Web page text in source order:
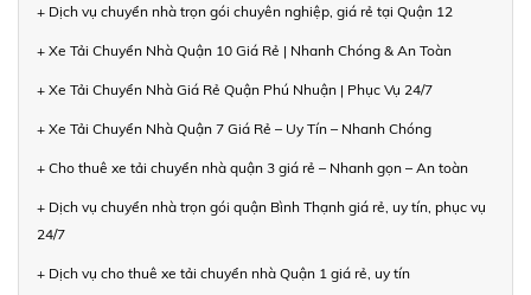
+ Dịch vụ chuyển nhà trọn gói chuyên nghiệp, giá rẻ tại Quận 12
+ Xe Tải Chuyển Nhà Quận 10 Giá Rẻ | Nhanh Chóng & An Toàn
+ Xe Tải Chuyển Nhà Giá Rẻ Quận Phú Nhuận | Phục Vụ 24/7
+ Xe Tải Chuyển Nhà Quận 7 Giá Rẻ – Uy Tín – Nhanh Chóng
+ Cho thuê xe tải chuyển nhà quận 3 giá rẻ – Nhanh gọn – An toàn
+ Dịch vụ chuyển nhà trọn gói quận Bình Thạnh giá rẻ, uy tín, phục vụ
24/7
+ Dịch vụ cho thuê xe tải chuyển nhà Quận 1 giá rẻ, uy tín